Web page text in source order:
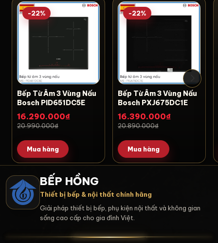
-22%
Bếp Từ Âm 3 Vùng Nấu
Bosch PID651DC5E
16.290.000₫
20.990.000₫
Mua hàng
-22%
Bếp Từ Âm 3 Vùng Nấu
Bosch PXJ675DC1E
16.390.000₫
20.890.000₫
Mua hàng
BẾP HỒNG
Thiết bị bếp & nội thất chính hãng
Giải pháp thiết bị bếp, phụ kiện nội thất và không gian
sống cao cấp cho gia đình Việt.